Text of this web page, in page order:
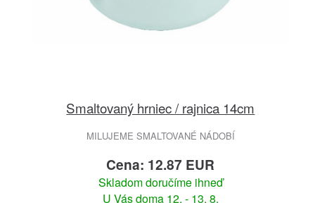
Smaltovaný hrniec / rajnica 14cm
MILUJEME SMALTOVANÉ NÁDOBÍ
Cena: 12.87 EUR
Skladom doručíme ihneď
U Vás doma 12. - 13. 8.